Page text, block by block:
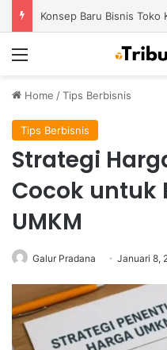
Home /Tips Berbisnis
Tips Berbisnis
Strategi
Cocok untuk
UMKM
Galur Pradana Januari 8,